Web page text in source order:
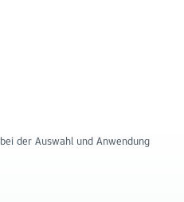
der Auswahl und Anwendung